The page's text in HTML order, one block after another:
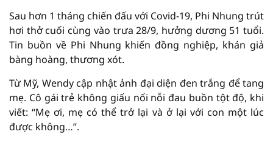
Sau hơn 1 tháng chiến đấu với Covid-19, Phi Nhung trút
hơi thở cuối cùng vào trưa 28/9, hưởng dương 51 tuổi.
Tin buồn về Phi Nhung khiến đồng nghiệp, khán giả
bàng hoàng, thương xót.
Từ Mỹ, Wendy cập nhật ảnh đại diện đen trắng để tang
mẹ. Cô gái trẻ không giấu nổi nỗi đau buồn tột độ, khi
viết: “Mẹ ơi, mẹ có thể trở lại và ở lại với con một lúc
được không…”.